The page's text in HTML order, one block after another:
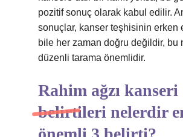
pozitif sonuç olarak kabul edilir.
sonuçlar, kanser teşhisinin erken
bile her zaman doğru değildir, bu
düzenli tarama önemlidir.
Rahim ağzı kanseri
belirtileri nelerdir